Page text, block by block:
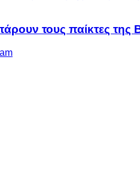
τους παίκτες της